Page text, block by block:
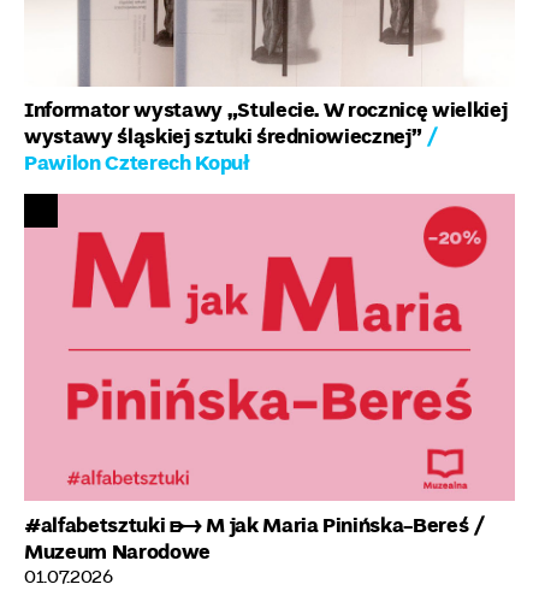
Informator wystawy „Stulecie. W rocznicę wielkiej
wystawy śląskiej sztuki średniowiecznej” /
Pawilon Czterech Kopuł
#alfabetsztuki ➸ M jak Maria Pinińska-Bereś /
Muzeum Narodowe
01.07.2026